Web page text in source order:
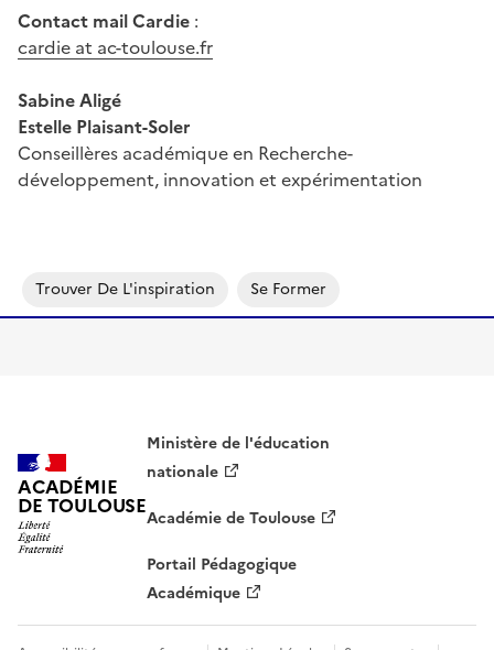
Contact mail Cardie :
cardie at ac-toulouse.fr
Sabine Aligé
Estelle Plaisant-Soler
Conseillères académique en Recherche-
développement, innovation et expérimentation
Trouver De L'inspiration Se Former
ACADÉMIE
DE TOULOUSE
Ministère de l'éducation
nationale
Académie de Toulouse
Portail Pédagogique
Académique